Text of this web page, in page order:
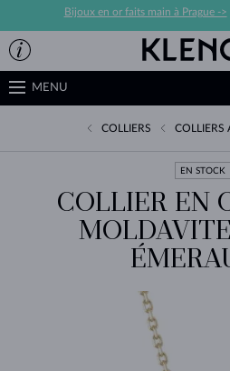
Bijoux en or faits main à Prague ->
MENU
COLLIERS COLLIERS
EN STOCK
COLLIER EN